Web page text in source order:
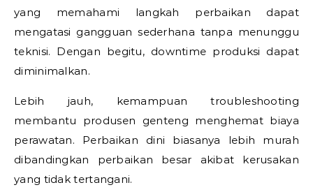
yang memahami langkah perbaikan dapat
mengatasi gangguan sederhana tanpa menunggu
teknisi. Dengan begitu, downtime produksi dapat
diminimalkan.
Lebih jauh, kemampuan troubleshooting
membantu produsen genteng menghemat biaya
perawatan. Perbaikan dini biasanya lebih murah
dibandingkan perbaikan besar akibat kerusakan
yang tidak tertangani.